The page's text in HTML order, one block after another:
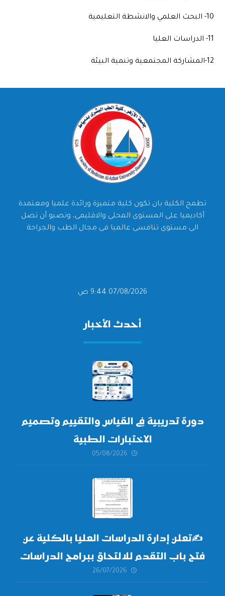
10- البحث العلمي والانشطة التعليمية
11- الدراسات العليا
12-المشاركة المجتمعية وتنمية البيئة
تطمح الكلية بان تكون كلية متميزة ورائدة علميا ومعتمدة
أكاديميا على المستوى المحلى والاقليمى، وتصبو أن تصل
الى مستوى تنافسى عالميا فى مجال الطب والجراحة
07/08/2026 9:44 ص
أحدث الأخبار
دورة تدريبية في القياس والتقييم وتصميم
الاختبارات الطبية
05/08/2026
✍تعلن إدارة الدراسات العليا بالكلية عن
فتح باب التقدم للالتحاق ببرامج الدراسات
العليا لدورة
26/07/2026